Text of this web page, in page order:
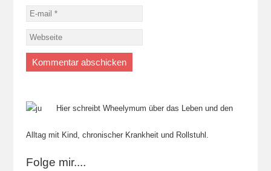
Hier schreibt Wheelymum über das Leben und den
Alltag mit Kind, chronischer Krankheit und Rollstuhl.
Folge mir....